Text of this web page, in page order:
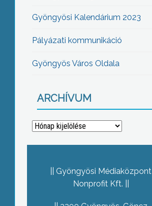
Gyöngyösi Kalendárium 2023
Pályázati kommunikáció
Gyöngyös Város Oldala
ARCHÍVUM
Archívum
Gyöngyösi Médiaközpont
Nonprofit Kft.